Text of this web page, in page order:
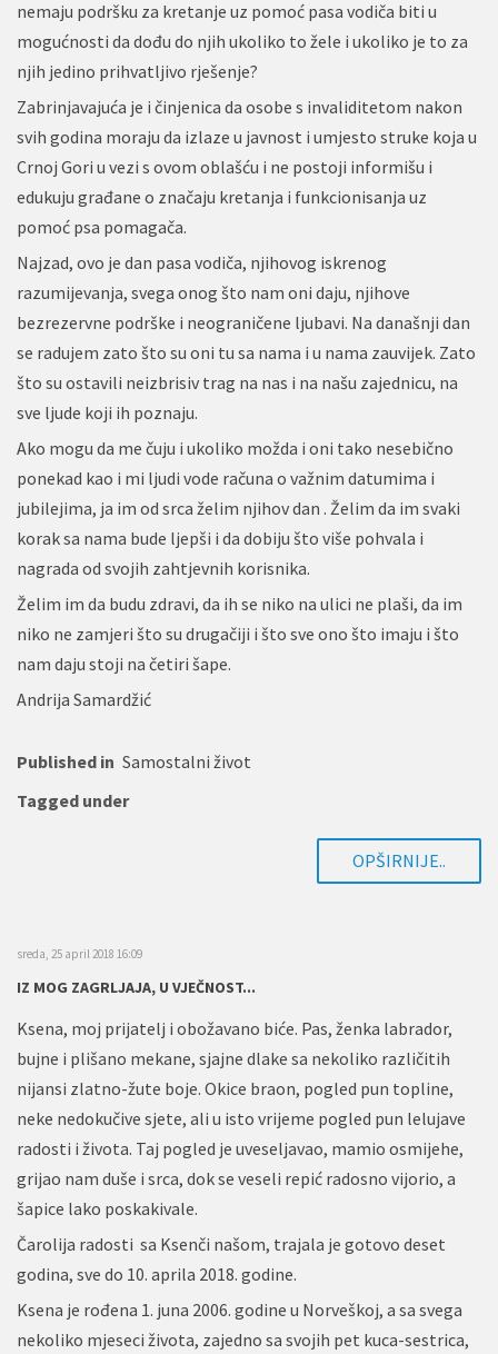
nemaju podršku za kretanje uz pomoć pasa vodiča biti u
mogućnosti da dođu do njih ukoliko to žele i ukoliko je to za
njih jedino prihvatljivo rješenje?
Zabrinjavajuća je i činjenica da osobe s invaliditetom nakon
svih godina moraju da izlaze u javnost i umjesto struke koja u
Crnoj Gori u vezi s ovom oblašću i ne postoji informišu i
edukuju građane o značaju kretanja i funkcionisanja uz
pomoć psa pomagača.
Najzad, ovo je dan pasa vodiča, njihovog iskrenog
razumijevanja, svega onog što nam oni daju, njihove
bezrezervne podrške i neograničene ljubavi. Na današnji dan
se radujem zato što su oni tu sa nama i u nama zauvijek. Zato
što su ostavili neizbrisiv trag na nas i na našu zajednicu, na
sve ljude koji ih poznaju.
Ako mogu da me čuju i ukoliko možda i oni tako nesebično
ponekad kao i mi ljudi vode računa o važnim datumima i
jubilejima, ja im od srca želim njihov dan . Želim da im svaki
korak sa nama bude ljepši i da dobiju što više pohvala i
nagrada od svojih zahtjevnih korisnika.
Želim im da budu zdravi, da ih se niko na ulici ne plaši, da im
niko ne zamjeri što su drugačiji i što sve ono što imaju i što
nam daju stoji na četiri šape.
Andrija Samardžić
Published in Samostalni život
Tagged under
OPŠIRNIJE..
sreda, 25 april 2018 16:09
IZ MOG ZAGRLJAJA, U VJEČNOST...
Ksena, moj prijatelj i obožavano biće. Pas, ženka labrador,
bujne i plišano mekane, sjajne dlake sa nekoliko različitih
nijansi zlatno-žute boje. Okice braon, pogled pun topline,
neke nedokučive sjete, ali u isto vrijeme pogled pun lelujave
radosti i života. Taj pogled je uveseljavao, mamio osmijehe,
grijao nam duše i srca, dok se veseli repić radosno vijorio, a
šapice lako poskakivale.
Čarolija radosti sa Ksenči našom, trajala je gotovo deset
godina, sve do 10. aprila 2018. godine.
Ksena je rođena 1. juna 2006. godine u Norveškoj, a sa svega
nekoliko mjeseci života, zajedno sa svojih pet kuca-sestrica,